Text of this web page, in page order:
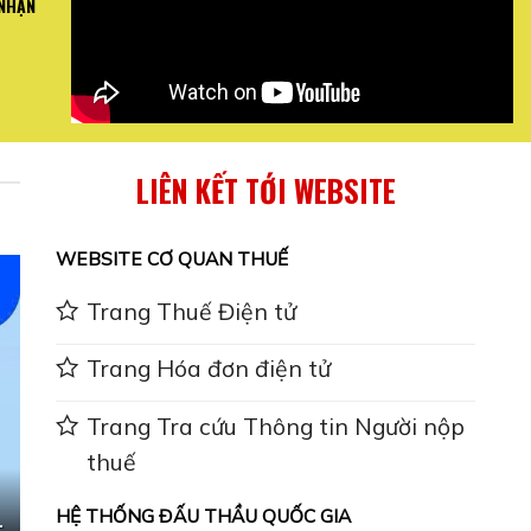
TRỌNG VỀ
...
LIÊN KẾT TỚI WEBSITE
WEBSITE CƠ QUAN THUẾ
Trang Thuế Điện tử
Trang Hóa đơn điện tử
Trang Tra cứu Thông tin Người nộp
thuế
HỆ THỐNG ĐẤU THẦU QUỐC GIA